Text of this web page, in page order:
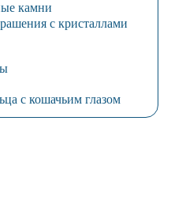
камни
с кристаллами
с кошачьим глазом